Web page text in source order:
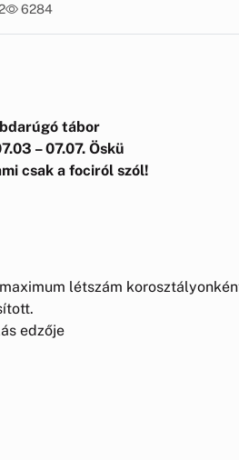
6284
tábor
– 07.07. Öskü
csak a fociról szól!
létszám
edzője